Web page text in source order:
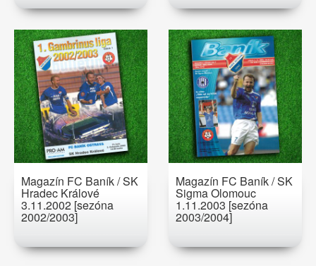
Magazín FC Baník / SK
Hradec Králové
3.11.2002 [sezóna
2002/2003]
Magazín FC Baník / SK
Sigma Olomouc
1.11.2003 [sezóna
2003/2004]